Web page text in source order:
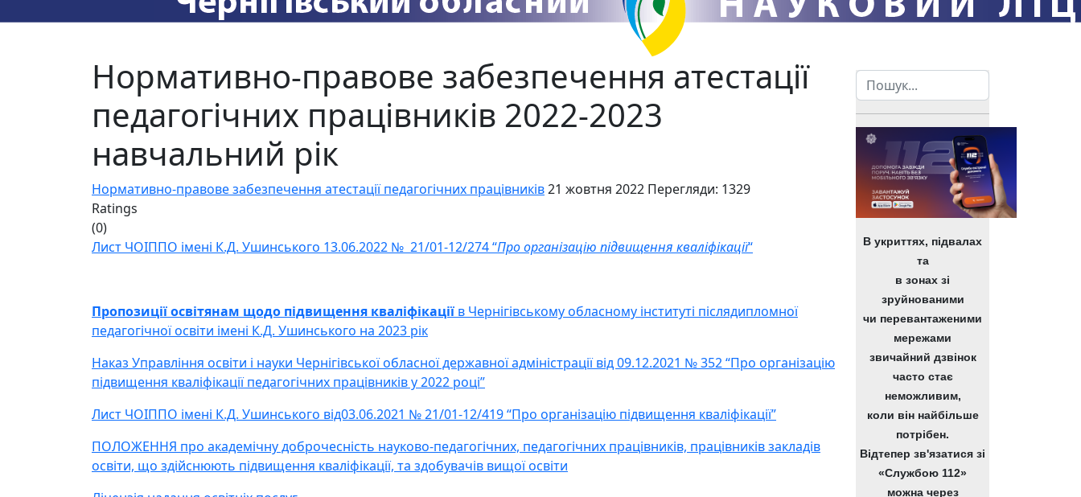
Нормативно-правове забезпечення атестації
педагогічних працівників 2022-2023
навчальний рік
Нормативно-правове забезпечення атестації педагогічних працівників21 жовтня 2022 Перегляди: 1329
Ratings
(0)
Лист ЧОІППО імені К.Д. Ушинського 13.06.2022 № 21/01-12/274 “Про організацію підвищення кваліфікації“
Пропозиції освітянам щодо підвищення кваліфікації в Чернігівському обласному інституті післядипломної
педагогічної освіти імені К.Д. Ушинського на 2023 рік
Наказ Управління освіти і науки Чернігівської обласної державної адміністрації від 09.12.2021 № 352 “Про організацію
підвищення кваліфікації педагогічних працівників у 2022 році”
Лист ЧОІППО імені К.Д. Ушинського від03.06.2021 № 21/01-12/419 “Про організацію підвищення кваліфікації”
ПОЛОЖЕННЯ про академічну доброчесність науково-педагогічних, педагогічних працівників, працівників закладів
освіти, що здійснюють підвищення кваліфікації, та здобувачів вищої освіти
Пошук
В укриттях, підвалах
та
в зонах зі
зруйнованими
чи перевантаженими
мережами
звичайний дзвінок
часто стає
неможливим,
коли він найбільше
потрібен.
Відтепер зв'язатися зі
«Службою 112»
можна через